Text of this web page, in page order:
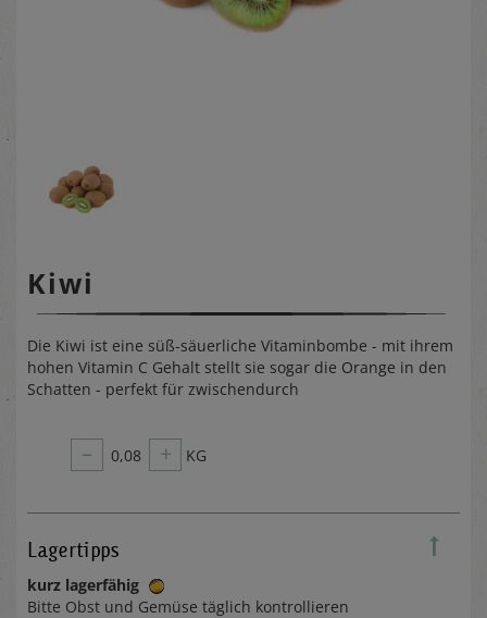
Kiwi
Die Kiwi ist eine süß-säuerliche Vitaminbombe - mit ihrem
hohen Vitamin C Gehalt stellt sie sogar die Orange in den
Schatten - perfekt für zwischendurch
– 0,08 + KG
Lagertipps
kurz lagerfähig
Bitte Obst und Gemüse täglich kontrollieren